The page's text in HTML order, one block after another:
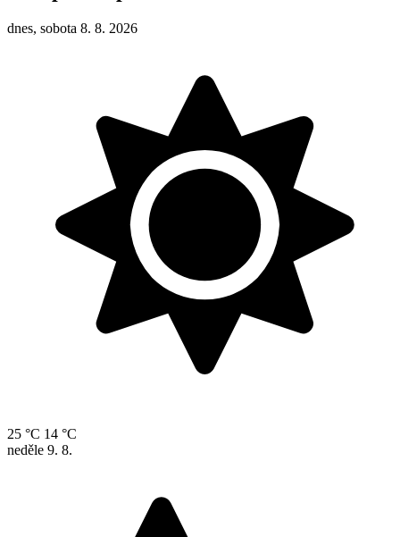
dnes, sobota 8. 8. 2026
25 °C 14 °C
neděle 9. 8.